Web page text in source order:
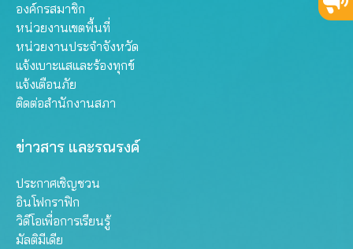
องค์กรสมาชิก
หน่วยงานเขตพื้นที่
หน่วยงานประจำจังหวัด
แจ้งเบาะแสและร้องทุกข์
แจ้งเตือนภัย
ติดต่อสำนักงานสภา
ข่าวสาร และรณรงค์
ประกาศเชิญชวน
อินโฟกราฟิก
วิดีโอเพื่อการเรียนรู้
มัลติมีเดีย